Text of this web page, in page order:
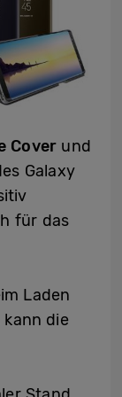
Cover und
Galaxy
für das
Laden
die